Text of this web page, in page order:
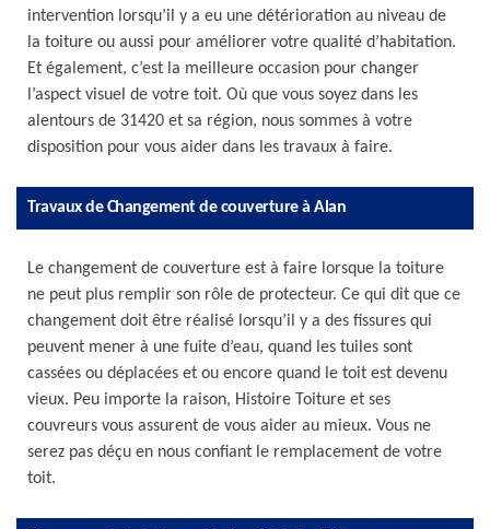
intervention lorsqu’il y a eu une détérioration au niveau de
la toiture ou aussi pour améliorer votre qualité d’habitation.
Et également, c’est la meilleure occasion pour changer
l’aspect visuel de votre toit. Où que vous soyez dans les
alentours de 31420 et sa région, nous sommes à votre
disposition pour vous aider dans les travaux à faire.
Travaux de Changement de couverture à Alan
Le changement de couverture est à faire lorsque la toiture
ne peut plus remplir son rôle de protecteur. Ce qui dit que ce
changement doit être réalisé lorsqu’il y a des fissures qui
peuvent mener à une fuite d’eau, quand les tuiles sont
cassées ou déplacées et ou encore quand le toit est devenu
vieux. Peu importe la raison, Histoire Toiture et ses
couvreurs vous assurent de vous aider au mieux. Vous ne
serez pas déçu en nous confiant le remplacement de votre
toit.